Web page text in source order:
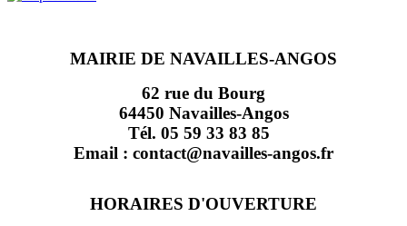
MAIRIE DE NAVAILLES-ANGOS
62 rue du Bourg
64450 Navailles-Angos
Tél. 05 59 33 83 85
Email : contact@navailles-angos.fr
HORAIRES D'OUVERTURE